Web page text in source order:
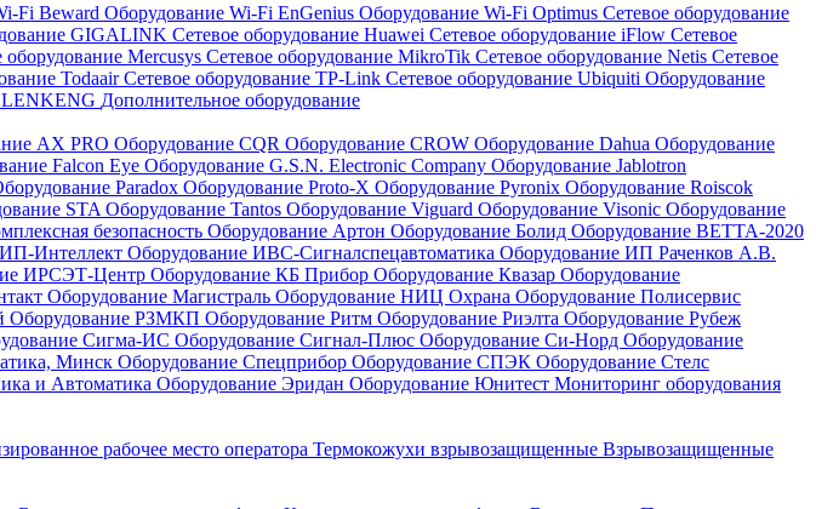
Fi Beward Оборудование Wi-Fi EnGenius Оборудование Wi-Fi Optimus Сетевое оборудование
GIGALINK Сетевое оборудование Huawei Сетевое оборудование iFlow Сетевое
оборудование Mercusys Сетевое оборудование MikroTik Сетевое оборудование Netis Сетевое
TodaairСетевое оборудование TP-Link Сетевое оборудование Ubiquiti Оборудование
Дополнительное оборудование
AX PRO Оборудование CQR Оборудование CROW Оборудование Dahua Оборудование
Falcon Eye Оборудование G.S.N. Electronic Company Оборудование Jablotron
Paradox Оборудование Proto-X Оборудование Pyronix Оборудование Roiscok
STA Оборудование Tantos Оборудование Viguard Оборудование Visonic Оборудование
безопасность Оборудование Артон Оборудование Болид Оборудование ВЕТТА-2020
Интеллект Оборудование ИВС-Сигналспецавтоматика Оборудование ИП Раченков А.В.
ИРСЭТ-Центр Оборудование КБ Прибор Оборудование Квазар Оборудование
Оборудование Магистраль Оборудование НИЦ Охрана Оборудование Полисервис
Оборудование РЗМКП Оборудование Ритм Оборудование Риэлта Оборудование Рубеж
Сигма-ИС Оборудование Сигнал-Плюс Оборудование Си-Норд Оборудование
Минск Оборудование Спецприбор Оборудование СПЭК Оборудование Стелс
и Автоматика Оборудование Эридан Оборудование Юнитест Мониторинг оборудования
рабочее место оператора Термокожухи взрывозащищенные Взрывозащищенные